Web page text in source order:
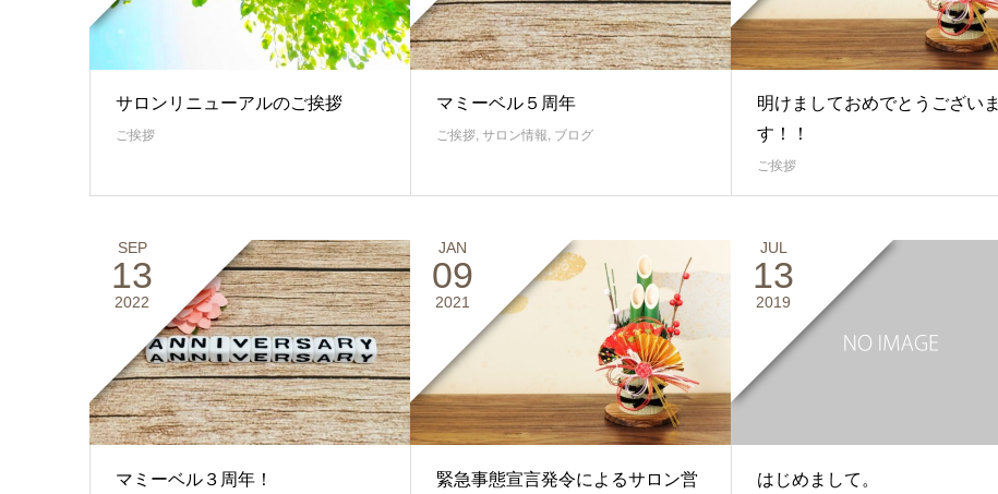
サロンリニューアルのご挨拶
ご挨拶
マミーベル５周年
ご挨拶 サロン情報 ブログ
明けましておめでとうございま
す！！
ご挨拶
SEP
13
2022
マミーベル３周年！
JAN
09
2021
緊急事態宣言発令によるサロン営
JUL
13
2019
はじめまして。